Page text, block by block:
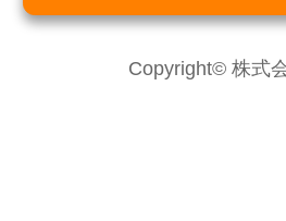
Copyright© 株式